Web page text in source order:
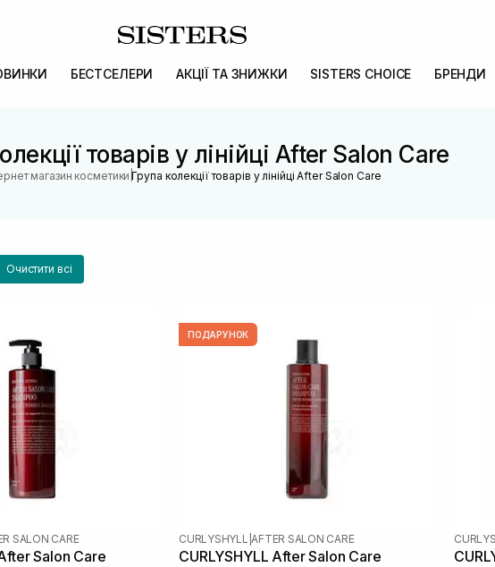
БЕСТСЕЛЕРИ АКЦІЇ ТА ЗНИЖКИ SISTERS CHOICE БРЕНДИ
товарів у лінійці After Salon Care
магазин косметики |Група колекції товарів у лінійці After Salon Care
Очистити всі
SALON CARE
Salon Care
ПОДАРУНОК
CURLYSHYLL AFTER SALON CARE
CURLYSHYLL After Salon Care